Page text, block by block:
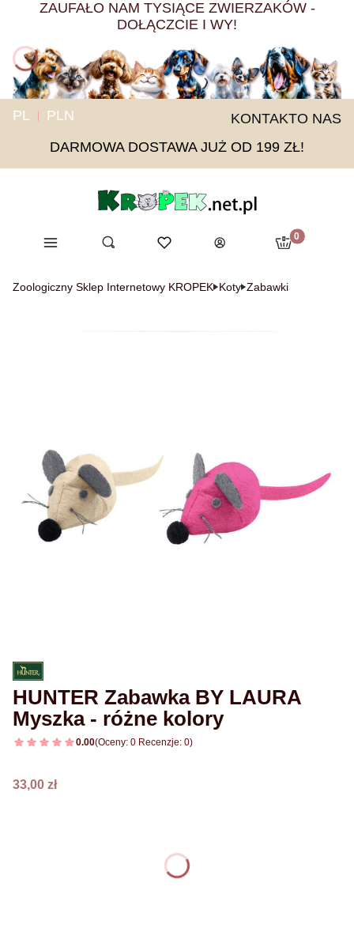
ZAUFAŁO NAM TYSIĄCE ZWIERZAKÓW -
DOŁĄCZCIE I WY!
PL PLN KONTAKTO NAS
DARMOWA DOSTAWA JUŻ OD 199 ZŁ!
Menu Otwórz wyszukiwarkę
Szukaj Ulubione
Zaloguj się
Produkty w
Koszyk
Zoologiczny Sklep Internetowy KROPEK Koty Zabawki
HUNTER Zabawka BY LAURA
Myszka - różne kolory
0.00(Oceny: 0 Recenzje: 0)
Cena
33,00 zł
Poszczególne warianty mogą różnić się ceną